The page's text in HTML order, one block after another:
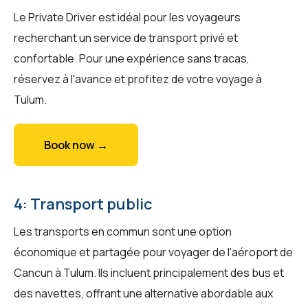
Le Private Driver est idéal pour les voyageurs
recherchant un service de transport privé et
confortable. Pour une expérience sans tracas,
réservez à l'avance et profitez de votre voyage à
Tulum.
Book now →
4: Transport public
Les transports en commun sont une option
économique et partagée pour voyager de l'aéroport de
Cancun à Tulum. Ils incluent principalement des bus et
des navettes, offrant une alternative abordable aux